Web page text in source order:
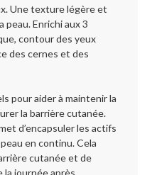
Une texture légère et
Enrichi aux 3
contour des yeux
des cernes et des
pour aider à maintenir la
la barrière cutanée.
d’encapsuler les actifs
en continu. Cela
cutanée et de
la journée après